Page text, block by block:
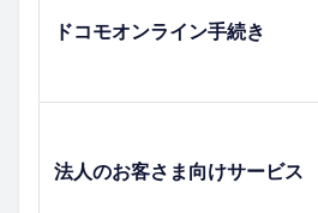
ドコモオンライン手続き
法人のお客さま向けサービス